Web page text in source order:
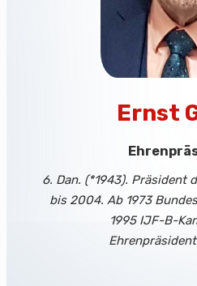
Ernst
6. Dan. (*1943). Präsident
bis 2004. Ab 1973
1995 IJF-B-